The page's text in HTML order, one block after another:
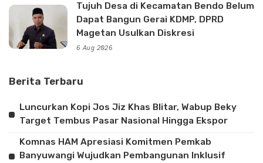
Tujuh Desa di Kecamatan Bendo Belum
Dapat Bangun Gerai KDMP, DPRD
Magetan Usulkan Diskresi
6 Aug 2026
Berita Terbaru
Luncurkan Kopi Jos Jiz Khas Blitar, Wabup Beky
Target Tembus Pasar Nasional Hingga Ekspor
Komnas HAM Apresiasi Komitmen Pemkab
Banyuwangi Wujudkan Pembangunan Inklusif